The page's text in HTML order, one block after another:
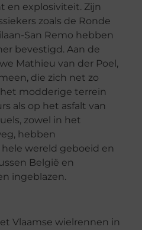
en explosiviteit. Zijn
zoals de Ronde
San Remo hebben
bevestigd. Aan de
Mathieu van der Poel,
die zich net zo
modderige terrein
als op het asfalt van
zowel in het
hebben
wereld geboeid en
België en
ingeblazen.
Vlaamse wielrennen in